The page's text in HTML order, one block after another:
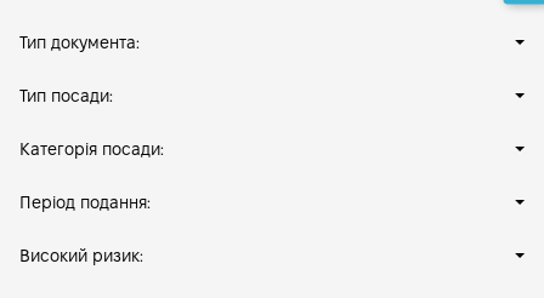
Тип документа:
Тип посади:
Категорія посади:
Період подання:
Високий ризик: